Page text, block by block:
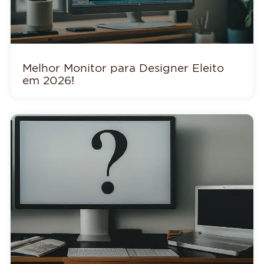
Melhor Monitor para Designer Eleito
em 2026!